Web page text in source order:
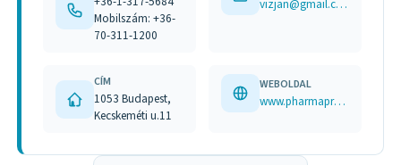
Mobilszám: +36-
70-311-1200
vizjan@gmail.com
CÍM
1053 Budapest,
Kecskeméti u.11
WEBOLDAL
www.pharmaproject.hu